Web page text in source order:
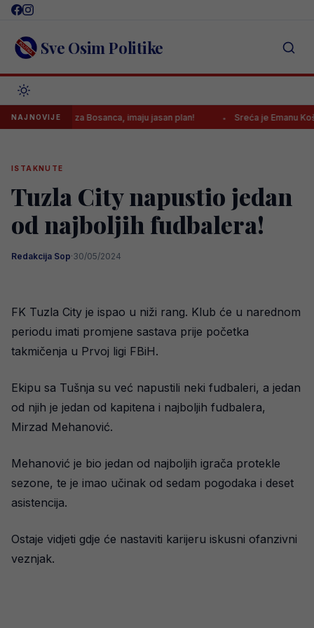
Skip
content Sve Osim Politike
NAJNOVIJE
ponudu za Bosanca, imaju jasan plan! Sreća je Emanu Košpi
ISTAKNUTE
Tuzla City napustio jedan
od najboljih fudbalera!
Redakcija Sop·30/05/2024
FK Tuzla City je ispao u niži rang. Klub će u narednom
periodu imati promjene sastava prije početka
takmičenja u Prvoj ligi FBiH.
Ekipu sa Tušnja su već napustili neki fudbaleri, a jedan
od njih je jedan od kapitena i najboljih fudbalera,
Mirzad Mehanović.
Mehanović je bio jedan od najboljih igrača protekle
sezone, te je imao učinak od sedam pogodaka i deset
asistencija.
Ostaje vidjeti gdje će nastaviti karijeru iskusni ofanzivni
veznjak.